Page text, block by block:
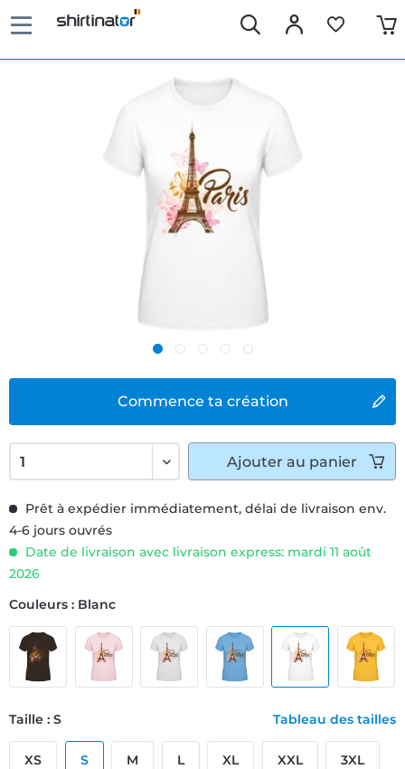
Commence ta création
Prêt à expédier immédiatement, délai de livraison env.
4-6 jours ouvrés
Date de livraison avec livraison express: mardi 11 août
2026
Couleurs : Blanc
Taille : S Tableau des tailles
XS S M L XL XXL 3XL
Ajouter au panier